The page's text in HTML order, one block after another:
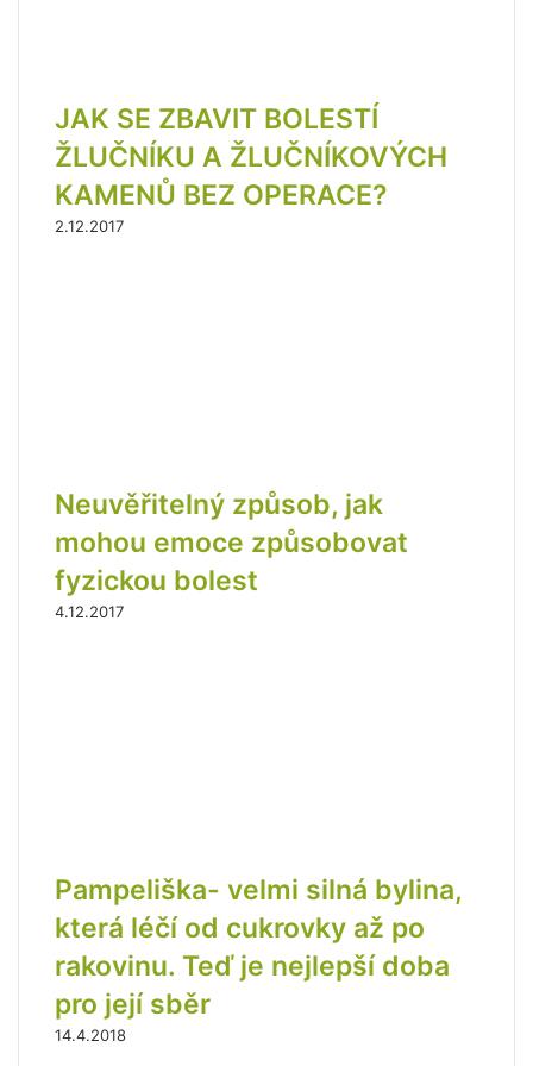
JAK SE ZBAVIT BOLESTÍ
ŽLUČNÍKU A ŽLUČNÍKOVÝCH
KAMENŮ BEZ OPERACE?
2.12.2017
Neuvěřitelný způsob, jak
mohou emoce způsobovat
fyzickou bolest
4.12.2017
Pampeliška- velmi silná bylina,
která léčí od cukrovky až po
rakovinu. Teď je nejlepší doba
pro její sběr
14.4.2018